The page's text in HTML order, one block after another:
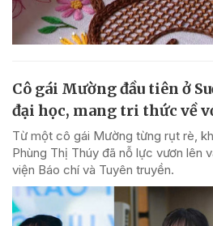
Cô gái Mường đầu tiên ở
đại học, mang tri thức về
Từ một cô gái Mường từng rụt rè,
Phùng Thị Thúy đã nỗ lực vươn lên
viện Báo chí và Tuyên truyền.